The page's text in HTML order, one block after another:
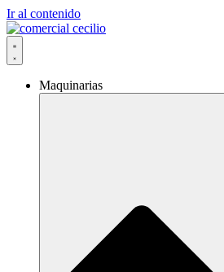
Ir al contenido
Maquinarias